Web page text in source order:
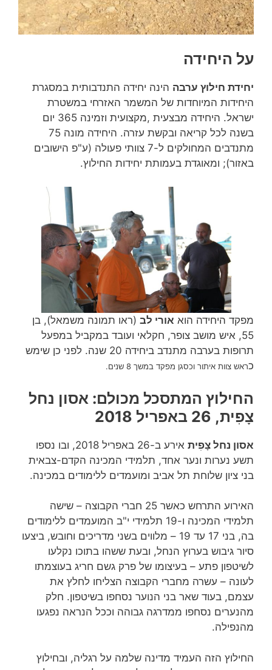
על היחידה
יחידת חילוץ ערבה הינה יחידה התנדבותית במסגרת
היחידות המיוחדות של המשמר האזרחי במשטרת
ישראל. היחידה מבצעית ,מקצועית וזמינה 365 יום
בשנה לכל קריאה ובקשת עזרה. היחידה מונה 75
מתנדבים המחולקים ל-7 צוותי פעולה (ע"פ הישובים
באזור); ומאוגדת בעמותת יחידות החילוץ.
מפקד היחידה הוא אורי לב (ראו תמונה משמאל), בן
55, איש מושב צופר, חקלאי ועובד במקביל במפעל
תרופות בערבה מתנדב ביחידה 20 שנה. לפני כן שימש
כראש צוות איתור וכסגן מפקד במשך 8 שנים.
החילוץ המתסכל מכולם: אסון נחל
צָפִית, 26 באפריל 2018
אסון נחל צָפִית
אירע ב-26 באפריל 2018, ובו נספו
תשע נערות ונער אחד, תלמידי המכינה הקדם-צבאית
בני ציון שלוחת תל אביב ומועמדים ללימודים במכינה.
האירוע התרחש כאשר 25 חברי הקבוצה – שישה
תלמידי המכינה ו-19 תלמידי י"ב המועמדים ללימודים
בה, בני 17 עד 19 – מלווים בשני מדריכים וחובש, ביצעו
סיור גיבוש בערוץ הנחל, ובעת ששהו בתוכו נקלעו
לשיטפון פתע – בעיצומו של פרק גשם חריג בעוצמתו
לעונה – עשרה מחברי הקבוצה הצליחו לחלץ את
עצמם, בעוד שאר בני הנוער נסחפו בשיטפון. חלק
מהנערים נסחפו ממדרגה גבוהה וככל הנראה נפגעו
מהנפילה.
החילוץ הזה העמיד מדינה שלמה על רגליה, ובחילוץ